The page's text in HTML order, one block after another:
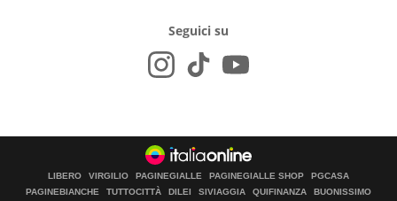
Seguici su
LIBERO VIRGILIO PAGINEGIALLE PAGINEGIALLE SHOP
PGCASA
PAGINEBIANCHE
TUTTOCITTÀ DILEI SIVIAGGIA QUIFINANZA BUONISSIMO